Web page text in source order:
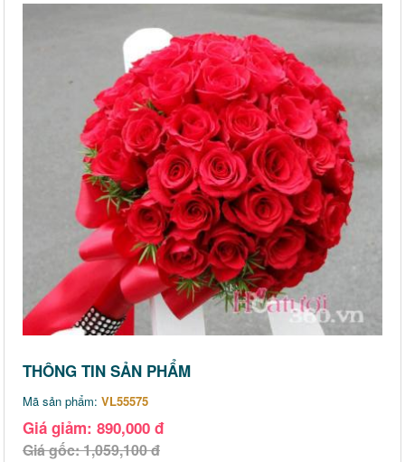
THÔNG TIN SẢN PHẨM
Mã sản phẩm: VL55575
Giá giảm: 890,000 đ
Giá gốc: 1,059,100 đ